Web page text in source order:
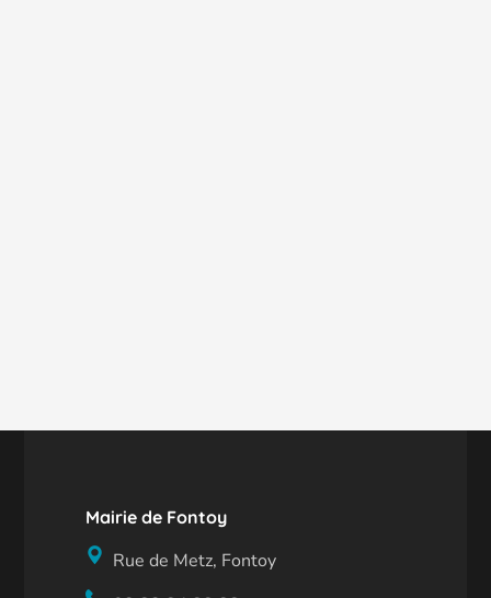
Mairie de Fontoy
Rue de Metz, Fontoy